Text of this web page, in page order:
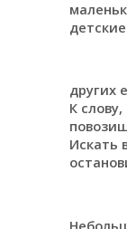
других
К
Искать